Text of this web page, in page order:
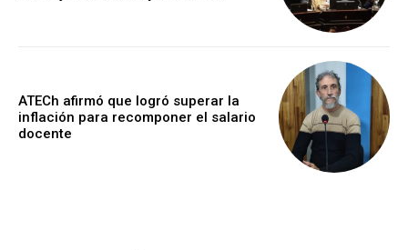
ATECh afirmó que logró superar la
inflación para recomponer el salario
docente